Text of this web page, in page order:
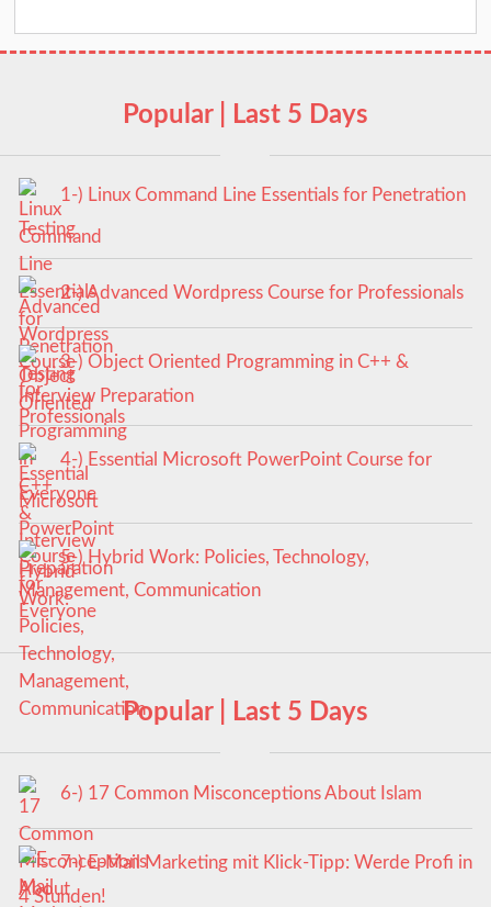
Popular | Last 5 Days
1-) Linux Command Line Essentials for Penetration
Testing
2-) Advanced Wordpress Course for Professionals
3-) Object Oriented Programming in C++ &
Interview Preparation
4-) Essential Microsoft PowerPoint Course for
Everyone
5-) Hybrid Work: Policies, Technology,
Management, Communication
Popular | Last 5 Days
6-) 17 Common Misconceptions About Islam
7-) E-Mail Marketing mit Klick-Tipp: Werde Profi in
4 Stunden!